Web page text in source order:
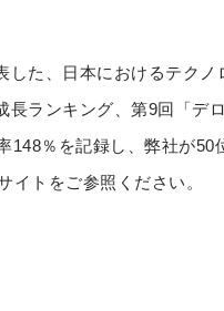
た、日本におけるテクノ
ランキング、第9回「デ
％を記録し、弊社が50
トをご参照ください。